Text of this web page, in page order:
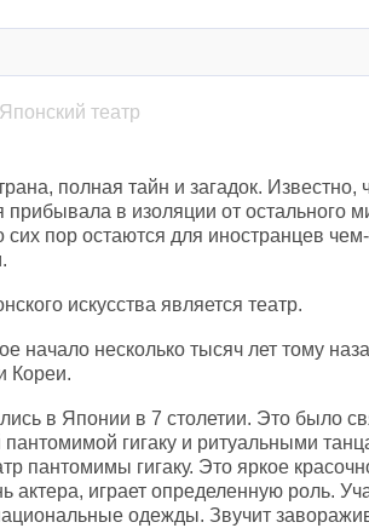
Японский театр
полная тайн и загадок. Известно,
в изоляции от остального
сих пор остаются для иностранцев
искусства является театр.
начало несколько тысяч лет тому
Кореи.
в Японии в 7 столетии. Это было
гигаку и ритуальными
пантомимы гигаку. Это яркое
актера, играет определенную роль.
одежды. Звучит